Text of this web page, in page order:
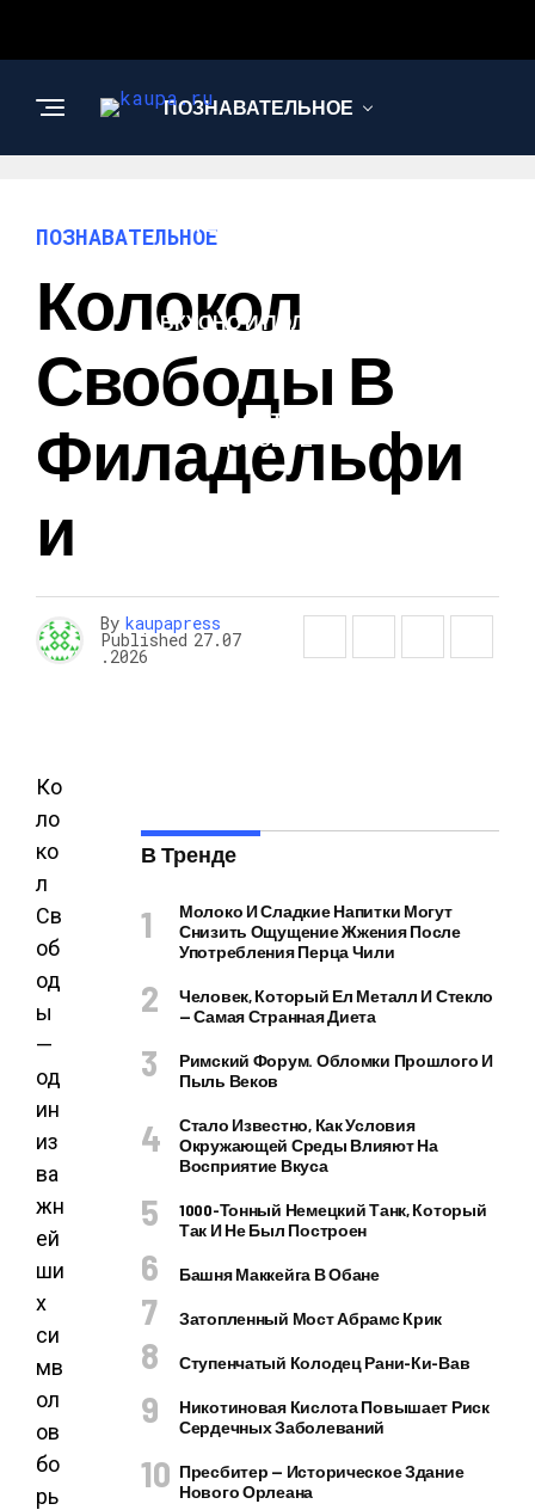
ПОЗНАВАТЕЛЬНОЕ
ТЕХНОЛОГИИ
ВКУСНО И ПОЛЕЗНО
КРАСОТА И
ЗДОРОВЬЕ
ПОЗНАВАТЕЛЬНОЕ
Колокол
Свободы В
Филадельфи
И
By kaupapress
Published 27.07
.2026
Ко
ло
ко
л
Св
об
од
ы
—
од
ин
из
ва
жн
ей
ши
х
си
мв
ол
ов
бо
рь
В Тренде
Молоко И Сладкие Напитки Могут
Снизить Ощущение Жжения После
Употребления Перца Чили
Человек, Который Ел Металл И Стекло
— Самая Странная Диета
Римский Форум. Обломки Прошлого И
Пыль Веков
Стало Известно, Как Условия
Окружающей Среды Влияют На
Восприятие Вкуса
1000-Тонный Немецкий Танк, Который
Так И Не Был Построен
Башня Маккейга В Обане
Затопленный Мост Абрамс Крик
Ступенчатый Колодец Рани-Ки-Вав
Никотиновая Кислота Повышает Риск
Сердечных Заболеваний
Пресбитер — Историческое Здание
Нового Орлеана